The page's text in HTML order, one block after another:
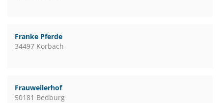
Franke Pferde
34497 Korbach
Frauweilerhof
50181 Bedburg